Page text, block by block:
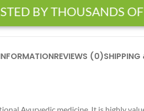
BY THOUSANDS OF
REVIEWS (0)SHIPPING
Ayurvedic medicine. It is highly